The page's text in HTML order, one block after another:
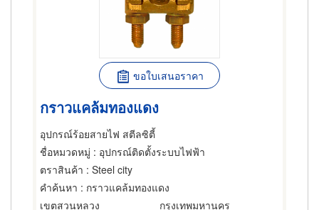
ขอใบเสนอราคา
กราวแคล้มทองแดง
อุปกรณ์ร้อยสายไฟ สตีลซิตี้
ชื่อหมวดหมู่ : อุปกรณ์ติดตั้งระบบไฟฟ้า
ตราสินค้า : Steel city
คำค้นหา : กราวแคล้มทองแดง
เขตสวนหลวง
กรุงเทพมหานคร